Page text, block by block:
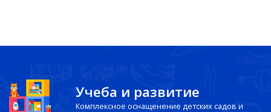
Учеба и развитие
Комплексное оснащенение детских садов и